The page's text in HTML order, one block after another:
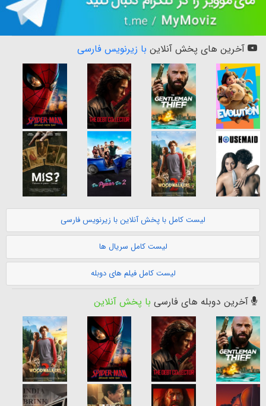
آخرین های پخش آنلاین با زیرنویس فارسی
لیست کامل با پخش آنلاین با زیرنویس فارسی
لیست کامل سریال ها
لیست کامل فیلم های دوبله
آخرین دوبله های فارسی با پخش آنلاین